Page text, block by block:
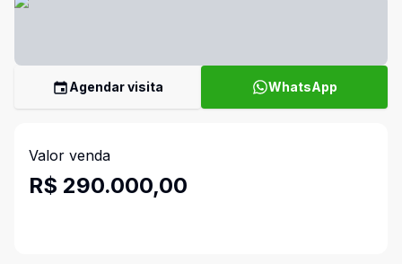
Agendar visita WhatsApp
Valor venda
R$ 290.000,00